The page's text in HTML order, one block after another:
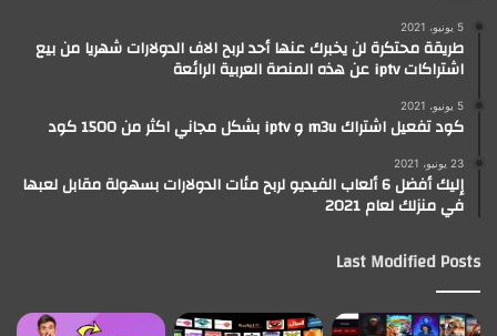
5 يونيو، 2021
طريقة محتكرة لن يخبرك عنها أحد لربح الاف الدولارات شهريا من بيع
اشتراكات iptv عن هذه المنصة العربية الرائعة
5 يونيو، 2021
كود تفعيل اشتراك m3u و iptv بشكل مجاني اكثر من 1500 كود
23 يونيو، 2021
إليك أفضل 6 ألعاب الفيديو لربح مئات الدولارات بسهولة مقابل لعبها
في منزلك لعام 2021
Last Modified Posts